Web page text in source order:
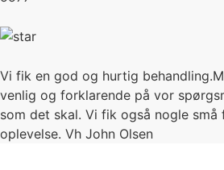
Vi fik en god og hurtig
venlig og forklarende på vor
som det skal. Vi fik også nogle små
oplevelse. Vh John Olsen